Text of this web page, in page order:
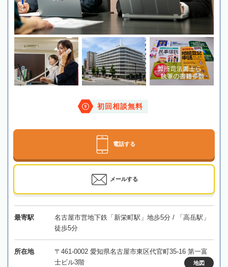
初回相談無料
電話する
メールする
最寄駅
名古屋市営地下鉄「新栄町駅」地歩5分 / 「高岳駅」
徒歩5分
所在地
〒461-0002 愛知県名古屋市東区代官町35-16 第一富
士ビル3階
地図